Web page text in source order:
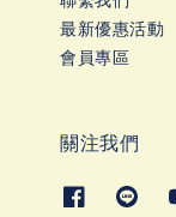
最新優惠活動
會員專區
關注我們